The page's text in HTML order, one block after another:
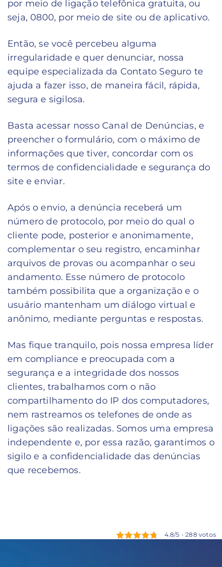
por meio de ligação telefônica gratuita, ou
seja, 0800, por meio de site ou de aplicativo.
Então, se você percebeu alguma
irregularidade e quer denunciar, nossa
equipe especializada da Contato Seguro te
ajuda a fazer isso, de maneira fácil, rápida,
segura e sigilosa.
Basta acessar nosso Canal de Denúncias, e
preencher o formulário, com o máximo de
informações que tiver, concordar com os
termos de confidencialidade e segurança do
site e enviar.
Após o envio, a denúncia receberá um
número de protocolo, por meio do qual o
cliente pode, posterior e anonimamente,
complementar o seu registro, encaminhar
arquivos de provas ou acompanhar o seu
andamento. Esse número de protocolo
também possibilita que a organização e o
usuário mantenham um diálogo virtual e
anônimo, mediante perguntas e respostas.
Mas fique tranquilo, pois nossa empresa líder
em compliance e preocupada com a
segurança e a integridade dos nossos
clientes, trabalhamos com o não
compartilhamento do IP dos computadores,
nem rastreamos os telefones de onde as
ligações são realizadas. Somos uma empresa
independente e, por essa razão, garantimos o
sigilo e a confidencialidade das denúncias
que recebemos.
4.8/5 - 288 votos